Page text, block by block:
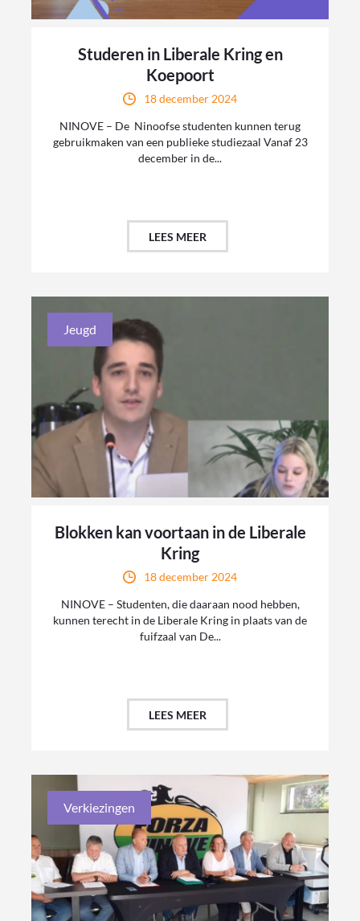
Studeren in Liberale Kring en
Koepoort
18 december 2024
NINOVE – De Ninoofse studenten kunnen terug
gebruikmaken van een publieke studiezaal Vanaf 23
december in de...
LEES MEER
Jeugd
Blokken kan voortaan in de Liberale
Kring
18 december 2024
NINOVE – Studenten, die daaraan nood hebben,
kunnen terecht in de Liberale Kring in plaats van de
fuifzaal van De...
LEES MEER
Verkiezingen